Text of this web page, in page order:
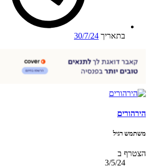
בתאריך 30/7/24
הירהורים
משתמש רגיל
הצטרף ב
3/5/24